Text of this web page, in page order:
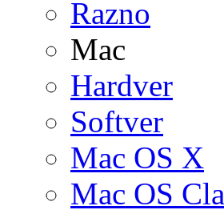
Razno
Mac
Hardver
Softver
Mac OS X
Mac OS